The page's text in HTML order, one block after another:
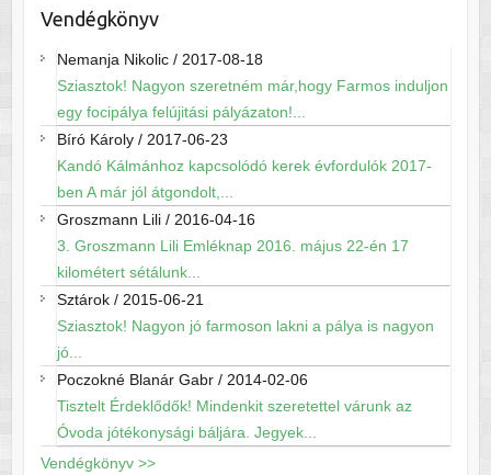
Vendégkönyv
Nemanja Nikolic/ 2017-08-18
Sziasztok! Nagyon szeretném már,hogy Farmos induljon
egy focipálya felújitási pályázaton!...
Bíró Károly/ 2017-06-23
Kandó Kálmánhoz kapcsolódó kerek évfordulók 2017-
ben A már jól átgondolt,...
Groszmann Lili/ 2016-04-16
3. Groszmann Lili Emléknap 2016. május 22-én 17
kilométert sétálunk...
Sztárok/ 2015-06-21
Sziasztok! Nagyon jó farmoson lakni a pálya is nagyon
jó...
Poczokné Blanár Gabr/ 2014-02-06
Tisztelt Érdeklődők! Mindenkit szeretettel várunk az
Óvoda jótékonysági báljára. Jegyek...
Vendégkönyv >>